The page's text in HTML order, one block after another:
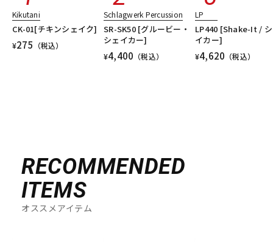
Kikutani
CK-01[チキンシェイク]
¥275 （税込）
Schlagwerk Percussion
SR-SK50 [グルービー・
シェイカー]
¥4,400 （税込）
LP
LP440 [Shake-It /
イカー]
¥4,620 （税込）
RECOMMENDED
ITEMS
オススメアイテム